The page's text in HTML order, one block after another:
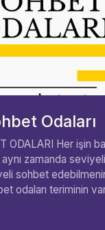
Odaları
ODALARI Her işin
zamanda seviyeli
sohbet
odaları teriminin